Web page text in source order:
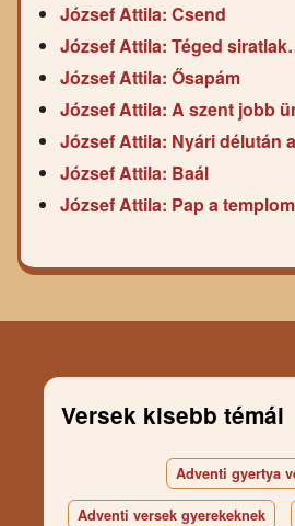
József Attila: Csend
József Attila: Téged
József Attila: Ősapám
József Attila: A szent jobb
József Attila: Nyári délután
József Attila: Baál
József Attila: Pap a
Versek kisebb témái
Adventi gyertya
Adventi versek gyerekeknek